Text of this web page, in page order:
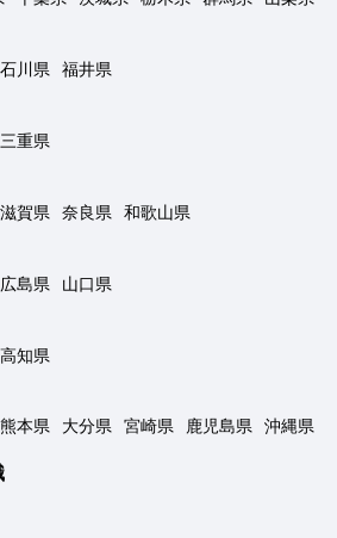
石川県
福井県
三重県
滋賀県 奈良県
和歌山県
広島県
山口県
高知県
熊本県 大分県 宮崎県 鹿児島県 沖縄県